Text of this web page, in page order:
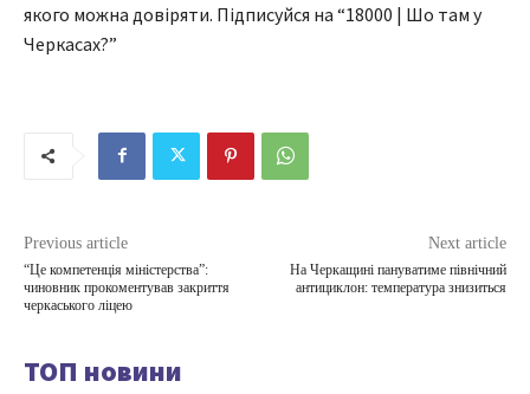
якого можна довіряти. Підписуйся на “18000 | Шо там у
Черкасах?”
Previous article
“Це компетенція міністерства”:
чиновник прокоментував закриття
черкаського ліцею
Next article
На Черкащині пануватиме північний
антициклон: температура знизиться
ТОП новини